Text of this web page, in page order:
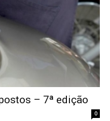
– 7ª edição
0